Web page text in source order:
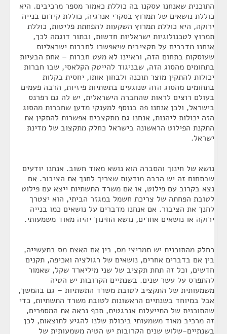
התוכנית שאנחנו עסקנו בה כוללת כאמור מספר מרכיבים. היא
כוללת נושאים של תמרוץ בסקרי אנרגיה, כוללת קידום בנייה
ירוקה, היא כוללת תמרוץ השקעות להפחתת פליטות, כוללת
תמרוץ לטכנולוגיות ישראליות חדשות, ובתור דוגמה לכך,
אנחנו מדברים על תקציבים שיאפשרו לחברות ישראליות
שעוסקות בתחום הזה, וראיינו לא מעט חברות – אחת הבעיות
בתחומים מהסוג הזה, שבניגוד להייטק הקלאסי, שבו חברות
יכולות להתקין מוצר תוכנה ולבחון אותו, יחסית בקלות
בתחומים מהסוג הזה שנוגעים בתשתיות פיזיות, הרבה פעמים
בעולם רוצים לראות שהחברה הישראלית, יש לה גם רפרנס
בישראל, ולכן אנחנו פה בנוסף למענקי מדען שחברות מהסוג
הזה יכולות ליהנות, אנחנו גם מתקצבים אפשרות להתקין את
התקנת הפילוט הראשונה בישראל כחלק מתקצוב של מדינת
ישראל.
נושא של חינוך והסברה הוא נושא מאוד חשוב. אנחנו יודעים
שבתחום זה יש הרבה מודעות שצריך לחנך את הציבור. אם
נצא בקרוב עם פילוט, או אם משרד התשתיות ייצא עם פילוט
לטובת הפחתה של צריכת חשמל במגזר הביתי, הוא יצטרך
לחנך את הציבור. אם אנחנו מדברים על נושאים כמו בנייה
ירוקה או נושאים אחרים, נושא החינוך יהיה מאוד משמעותי.
כחלק מהתוכנית יש תמריצי מס, בין אם האצת מס בתעשייה,
בין אם בדברים אחרים, נושאים של רגולציה ואכיפה, תקנים
חדשים, וכל זה תחת תקציב של שני מיליארד שקל, שאמור
להתפרס על עשר שנים. בשנתיים הקרובות יש הטיה
משמעותית של התקציב לטובת משרד התשתיות – גם בהמשך,
אבל במיוחד בשנתיים הראשונות לטובת משרד התשתיות, כדי
שהתוכנית של התייעלות אנרגטית, תכף נראה את המספרים,
זה מרכיב מאוד משמעותי ביכולת שלנו להגיע לתוצאות, לכן
בשנתיים-שלוש שנים הקרובות יש הטיה משמעותית של